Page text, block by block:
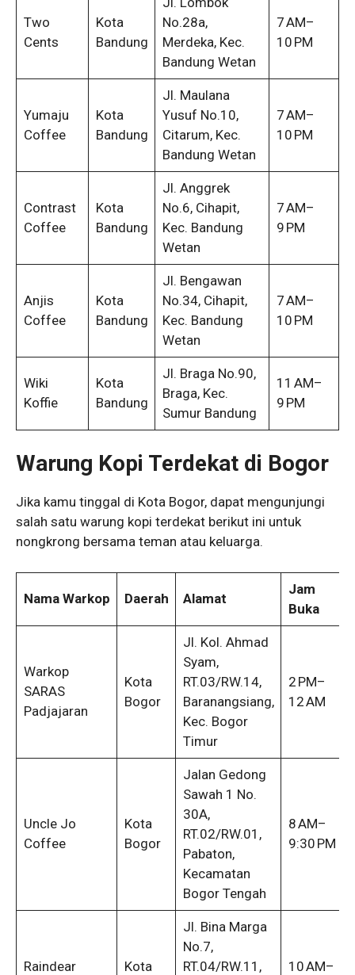
Two
Cents
Kota
Bandung
No.28a,
Merdeka, Kec.
Bandung Wetan
7 AM–
10 PM
Yumaju
Coffee
Kota
Bandung
Jl. Maulana
Yusuf No.10,
Citarum, Kec.
Bandung Wetan
7 AM–
10 PM
Contrast
Coffee
Kota
Bandung
Jl. Anggrek
No.6, Cihapit,
Kec. Bandung
Wetan
7 AM–
9 PM
Anjis
Coffee
Kota
Bandung
Jl. Bengawan
No.34, Cihapit,
Kec. Bandung
Wetan
7 AM–
10 PM
Wiki
Koffie
Kota
Bandung
Jl. Braga No.90,
Braga, Kec.
Sumur Bandung
11 AM–
9 PM
Warung Kopi Terdekat di Bogor
Jika kamu tinggal di Kota Bogor, dapat mengunjungi
salah satu warung kopi terdekat berikut ini untuk
nongkrong bersama teman atau keluarga.
Nama Warkop Daerah Alamat
Jam
Buka
Warkop
SARAS
Padjajaran
Kota
Bogor
Jl. Kol. Ahmad
Syam,
RT.03/RW.14,
Baranangsiang,
Kec. Bogor
Timur
2 PM–
12 AM
Uncle Jo
Coffee
Kota
Bogor
Jalan Gedong
Sawah 1 No.
30A,
RT.02/RW.01,
Pabaton,
Kecamatan
Bogor Tengah
8 AM–
9:30 PM
Raindear
Kota
Jl. Bina Marga
No.7,
RT.04/RW.11,
10 AM–